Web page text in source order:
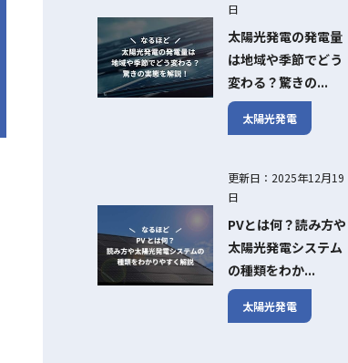
日
太陽光発電の発電量
は地域や季節でどう
変わる？驚きの...
太陽光発電
更新日：2025年12月19
日
PVとは何？読み方や
太陽光発電システム
の種類をわか...
太陽光発電